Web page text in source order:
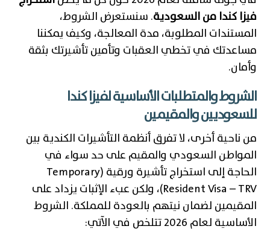
فيزا كندا من السعودية. سنستعرض الشروط،
المستندات المطلوبة، مدة المعالجة، وكيف يمكننا
مساعدتك في تخطي العقبات وتأمين تأشيرتك بثقة
وأمان.
الشروط والمتطلبات الأساسية لفيزا كندا
للسعوديين والمقيمين
من ناحية أخرى، لا تفرق أنظمة التأشيرات الكندية بين
المواطن السعودي والمقيم على حد سواء في
الحاجة إلى استخراج تأشيرة ورقية (Temporary
Resident Visa – TRV)، ولكن عبء الإثبات يزداد على
المقيمين لضمان نيتهم بالعودة للمملكة. الشروط
الأساسية لعام 2026 تتلخص في الآتي: